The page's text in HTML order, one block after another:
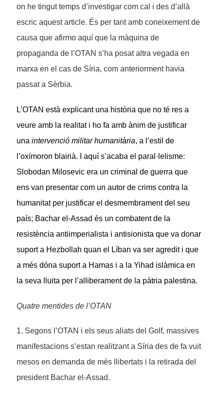
on he tingut temps d’investigar com cal i des d’allà
escric aquest article. És per tant amb coneixement de
causa que afirmo aquí que la màquina de
propaganda de l’OTAN s’ha posat altra vegada en
marxa en el cas de Síria, com anteriorment havia
passat a Sèrbia.
L’OTAN està explicant una història que no té res a
veure amb la realitat i ho fa amb ànim de justificar
una intervenció militar humanitària, a l’estil de
l’oxímoron blairià. I aquí s’acaba el paral·lelisme:
Slobodan Milosevic era un criminal de guerra que
ens van presentar com un autor de crims contra la
humanitat per justificar el desmembrament del seu
país; Bachar el-Assad és un combatent de la
resistència antiimperialista i antisionista que va donar
suport a Hezbollah quan el Líban va ser agredit i que
a més dóna suport a Hamas i a la Yihad islàmica en
la seva lluita per l’alliberament de la pàtria palestina.
Quatre mentides de l’OTAN
1. Segons l’OTAN i els seus aliats del Golf, massives
manifestacions s’estan realitzant a Síria des de fa vuit
mesos en demanda de més llibertats i la retirada del
president Bachar el-Assad.